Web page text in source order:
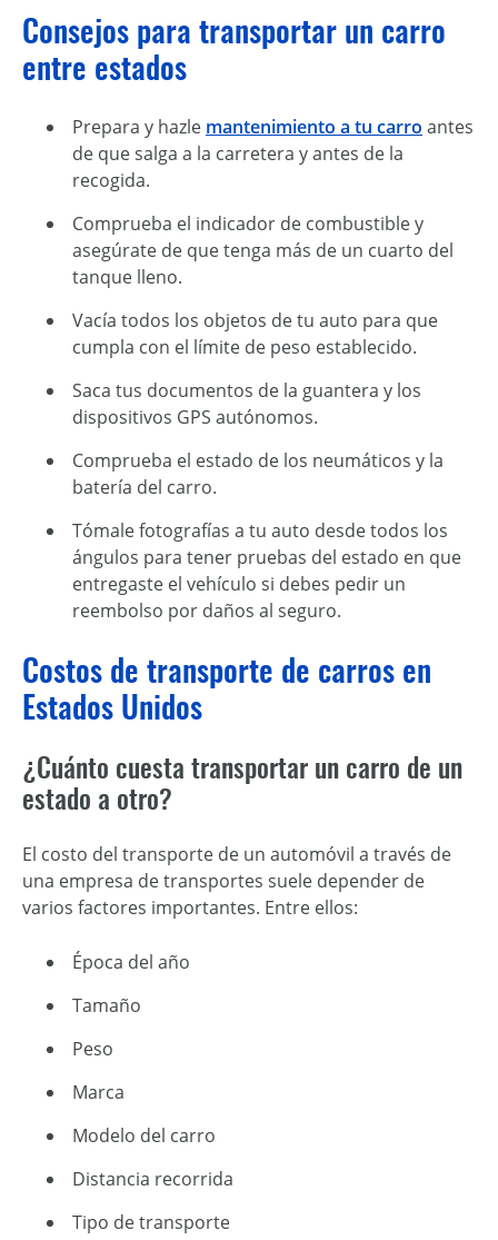
Consejos para transportar un carro
entre estados
Prepara y hazle mantenimiento a tu carro antes
de que salga a la carretera y antes de la
recogida.
Comprueba el indicador de combustible y
asegúrate de que tenga más de un cuarto del
tanque lleno.
Vacía todos los objetos de tu auto para que
cumpla con el límite de peso establecido.
Saca tus documentos de la guantera y los
dispositivos GPS autónomos.
Comprueba el estado de los neumáticos y la
batería del carro.
Tómale fotografías a tu auto desde todos los
ángulos para tener pruebas del estado en que
entregaste el vehículo si debes pedir un
reembolso por daños al seguro.
Costos de transporte de carros en
Estados Unidos
¿Cuánto cuesta transportar un carro de un
estado a otro?
El costo del transporte de un automóvil a través de
una empresa de transportes suele depender de
varios factores importantes. Entre ellos:
Época del año
Tamaño
Peso
Marca
Modelo del carro
Distancia recorrida
Tipo de transporte